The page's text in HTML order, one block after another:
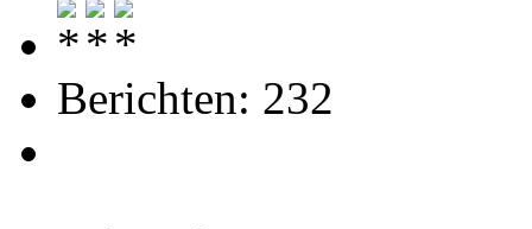
Berichten: 232